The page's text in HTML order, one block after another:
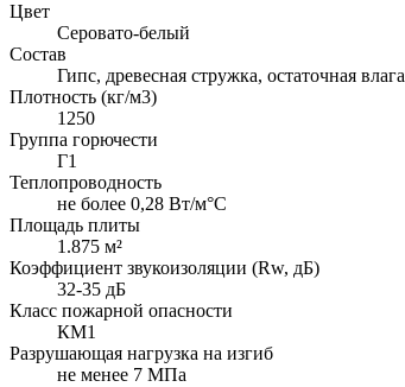
Цвет
Серовато-белый
Состав
Гипс, древесная стружка, остаточная влага
Плотность (кг/м3)
1250
Группа горючести
Г1
Теплопроводность
не более 0,28 Вт/м°С
Площадь плиты
1.875 м²
Коэффициент звукоизоляции (Rw, дБ)
32-35 дБ
Класс пожарной опасности
КМ1
Разрушающая нагрузка на изгиб
не менее 7 МПа